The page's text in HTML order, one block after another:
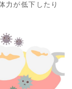
力が低下したり